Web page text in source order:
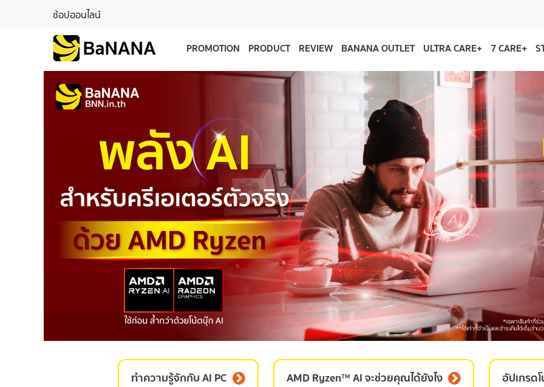
ช้อปออนไลน์
PROMOTION PRODUCT REVIEW BANANA OUTLET ULTRA CARE+ 7 CARE+
ทำความรู้จักกับ AI PC AMD Ryzen™ AI จะช่วยคุณได้ยังไง อัปเกรด